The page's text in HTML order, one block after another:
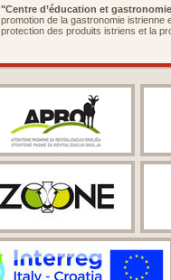
"Centre d’éducation et
promotion de la gastronomie istrienne
protection des produits istriens et la